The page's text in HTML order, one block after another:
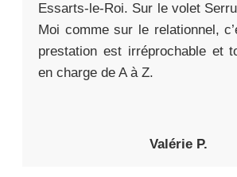
Essarts-le-Roi. Sur le volet
Moi comme sur le relationnel,
prestation est irréprochable et
en charge de A à Z.
Valérie P.